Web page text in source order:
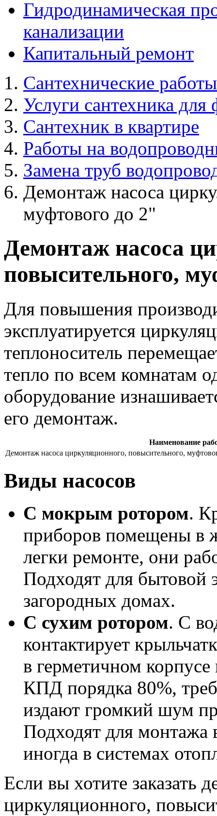
Гидродинамическая
канализации
Капитальный ремонт
Сантехнические работы
Услуги сантехника для
Сантехник в квартире
Работы на
Замена труб
Демонтаж насоса
муфтового до 2"
Демонтаж насоса
повысительного,
Для повышения
эксплуатируется
теплоноситель
тепло по всем комнатам
оборудование
его демонтаж.
Наименование
Демонтаж насоса циркуляционного, повысительного,
Виды насосов
С мокрым ротором.
приборов помещены в
легки ремонте, они
Подходят для бытовой
загородных домах.
С сухим ротором. С
контактирует
в герметичном
КПД порядка 80%,
издают громкий шум
Подходят для монтажа
иногда в системах
Если вы хотите заказать
циркуляционного,